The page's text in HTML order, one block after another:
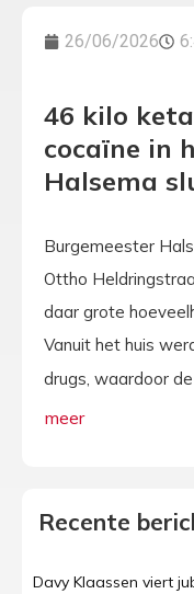
26/06/2026
46 kilo
cocaïne in
Halsema
Burgemeester
Ottho
daar grote
Vanuit het huis
drugs, waardoor de
Recente
Davy Klaassen viert